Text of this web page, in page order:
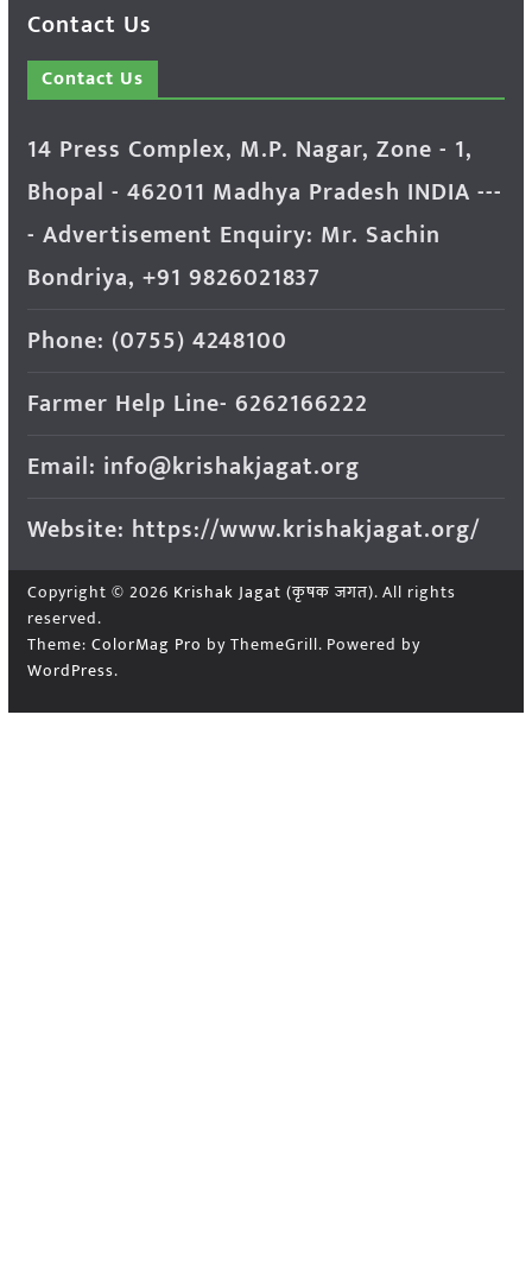
Contact Us
Contact Us
14 Press Complex, M.P. Nagar, Zone - 1,
Bhopal - 462011 Madhya Pradesh INDIA ---
- Advertisement Enquiry: Mr. Sachin
Bondriya, +91 9826021837
Phone: (0755) 4248100
Farmer Help Line- 6262166222
Email: info@krishakjagat.org
Website: https://www.krishakjagat.org/
Copyright © 2026 Krishak Jagat (कृषक जगत). All rights
reserved.
Theme: ColorMag Pro by ThemeGrill. Powered by
WordPress.